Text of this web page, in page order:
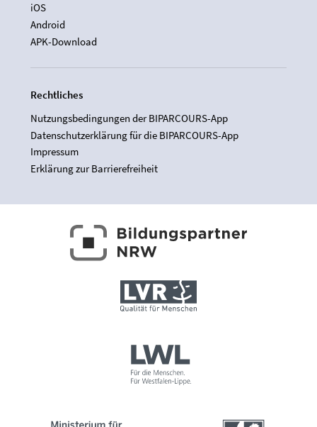
iOS
Android
APK-Download
Rechtliches
Nutzungsbedingungen der BIPARCOURS-App
Datenschutzerklärung für die BIPARCOURS-App
Impressum
Erklärung zur Barrierefreiheit